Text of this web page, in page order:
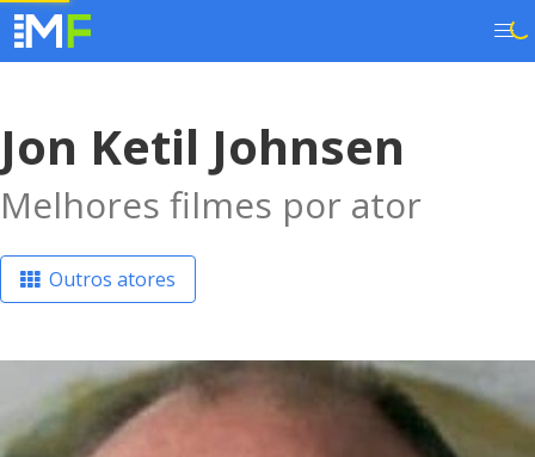
Jon Ketil Johnsen
Melhores filmes por ator
Outros atores